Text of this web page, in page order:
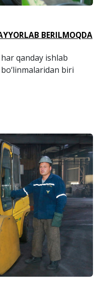
BERILMOQDA
qanday ishlab
biri